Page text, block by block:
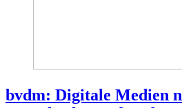
bvdm: Digitale Medien